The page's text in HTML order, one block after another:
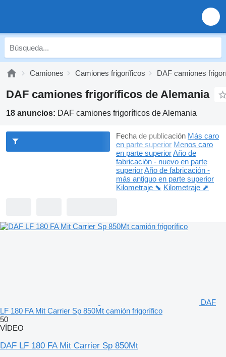
Camiones Camiones frigoríficos DAF camiones
DAF camiones frigoríficos de Alemania
18 anuncios: DAF camiones frigoríficos de Alemania
Fecha de publicación Más caro
en parte superior Menos caro
en parte superiorAño de
fabricación - nuevo en parte
superiorAño de fabricación -
más antiguo en parte superior
Kilometraje ⬊ Kilometraje ⬈
DAF
LF 180 FA Mit Carrier Sp 850Mt camión frigorífico
50
VÍDEO
DAF LF 180 FA Mit Carrier Sp 850Mt